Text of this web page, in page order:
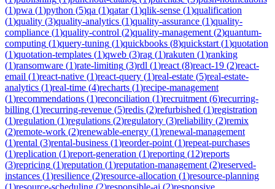
(1)pwa (1)python (5)qa (1)qatar(1)qlik-sense (1)qualification
(1)quality (3)quality-analytics (1)quality-assurance (1)quality-
compliance (1)quality-control (2)quality-management (2)quantum-
computing (1)query-tuning (1)quickbooks (8)quickstart (1)quotation
(1)quotation-templates (1)qweb (3)rag (1)rakuten (1)ranking
(1)ransomware (1)rate-limiting (3)rdl (1)react (8)react-19 (2)react-
email (1)react-native (1)react-query (1)real-estate (5)real-estate-
analytics (1)real-time (4)recharts (1)recipe-management
(1)recommendations (1)reconciliation (1)recruitment (6)recurring-
billing (1)recurring-revenue (5)redis (2)refurbished (1)registration
(1)regulation (1)regulations (2)regulatory (3)reliability (2)remix
(2)remote-work (2)renewable-energy (1)renewal-management
(1)rental (3)rental-business (1)reorder-point (1)repeat-purchases
(1)replication (1)report-generation (1)reporting (12)reports
(3)repricing (1)reputation (1)reputation-management (2)reserved-
instances (1)resilience (2)resource-allocation (1)resource-planning
(1)resource-scheduling (2)responsible-ai (2)responsive